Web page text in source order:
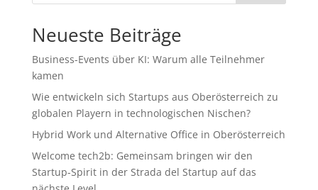
Neueste Beiträge
Business-Events über KI: Warum alle Teilnehmer
kamen
Wie entwickeln sich Startups aus Oberösterreich zu
globalen Playern in technologischen Nischen?
Hybrid Work und Alternative Office in Oberösterreich
Welcome tech2b: Gemeinsam bringen wir den
Startup-Spirit in der Strada del Startup auf das